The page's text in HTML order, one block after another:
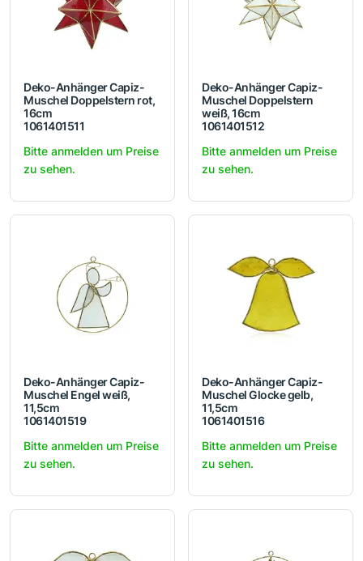
Deko-Anhänger Capiz-
Muschel Doppelstern rot,
16cm
1061401511
Bitte anmelden um Preise
zu sehen.
Deko-Anhänger Capiz-
Muschel Doppelstern
weiß, 16cm
1061401512
Bitte anmelden um Preise
zu sehen.
Deko-Anhänger Capiz-
Muschel Engel weiß,
11,5cm
1061401519
Bitte anmelden um Preise
zu sehen.
Deko-Anhänger Capiz-
Muschel Glocke gelb,
11,5cm
1061401516
Bitte anmelden um Preise
zu sehen.